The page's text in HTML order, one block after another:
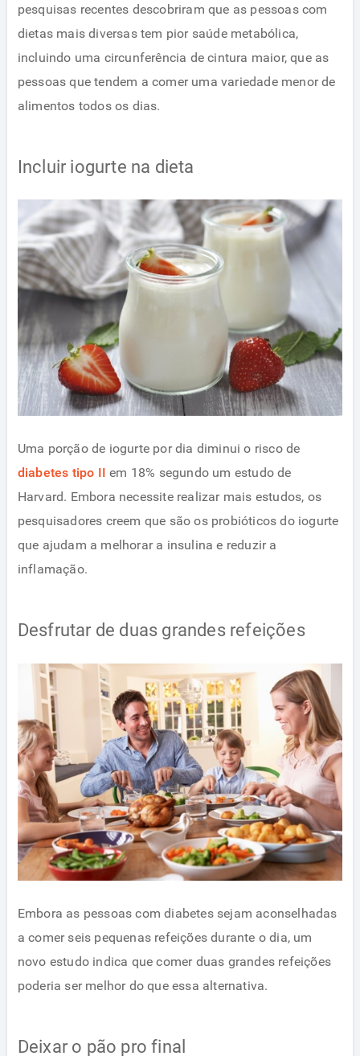
pesquisas recentes descobriram que as pessoas com
dietas mais diversas tem pior saúde metabólica,
incluindo uma circunferência de cintura maior, que as
pessoas que tendem a comer uma variedade menor de
alimentos todos os dias.
Incluir iogurte na dieta
Uma porção de iogurte por dia diminui o risco de
diabetes tipo II em 18% segundo um estudo de
Harvard. Embora necessite realizar mais estudos, os
pesquisadores creem que são os probióticos do iogurte
que ajudam a melhorar a insulina e reduzir a
inflamação.
Desfrutar de duas grandes refeições
Embora as pessoas com diabetes sejam aconselhadas
a comer seis pequenas refeições durante o dia, um
novo estudo indica que comer duas grandes refeições
poderia ser melhor do que essa alternativa.
Deixar o pão pro final